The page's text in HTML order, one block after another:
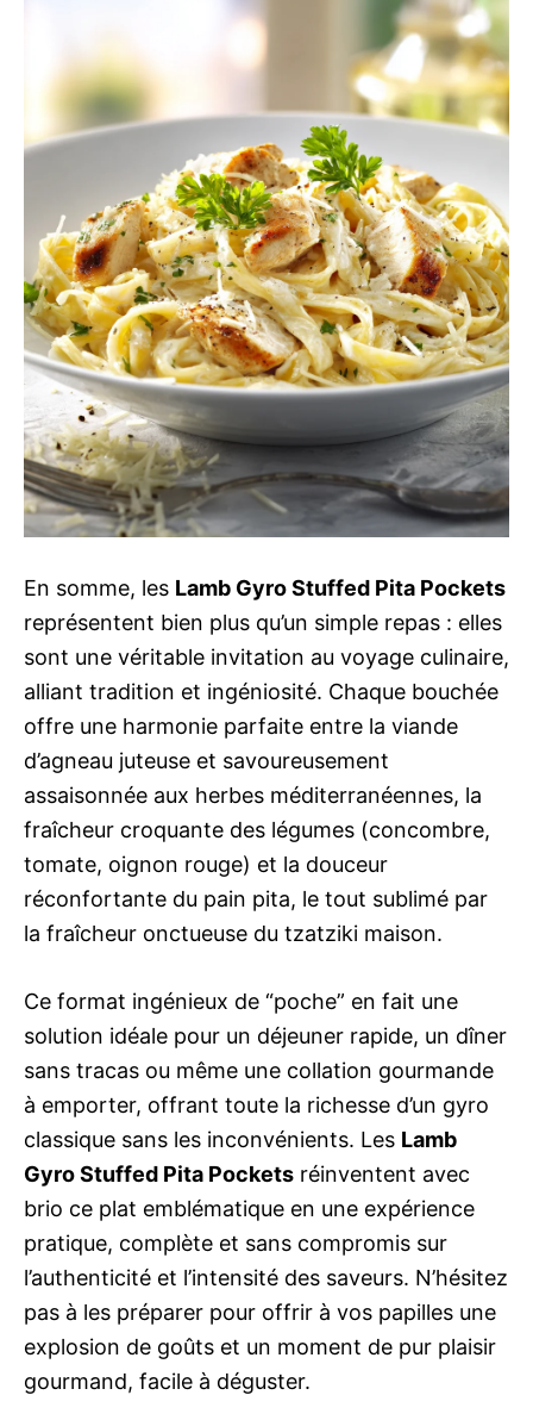
En somme, les Lamb Gyro Stuffed Pita Pockets
représentent bien plus qu’un simple repas : elles
sont une véritable invitation au voyage culinaire,
alliant tradition et ingéniosité. Chaque bouchée
offre une harmonie parfaite entre la viande
d’agneau juteuse et savoureusement
assaisonnée aux herbes méditerranéennes, la
fraîcheur croquante des légumes (concombre,
tomate, oignon rouge) et la douceur
réconfortante du pain pita, le tout sublimé par
la fraîcheur onctueuse du tzatziki maison.
Ce format ingénieux de “poche” en fait une
solution idéale pour un déjeuner rapide, un dîner
sans tracas ou même une collation gourmande
à emporter, offrant toute la richesse d’un gyro
classique sans les inconvénients. Les Lamb
Gyro Stuffed Pita Pockets réinventent avec
brio ce plat emblématique en une expérience
pratique, complète et sans compromis sur
l’authenticité et l’intensité des saveurs. N’hésitez
pas à les préparer pour offrir à vos papilles une
explosion de goûts et un moment de pur plaisir
gourmand, facile à déguster.